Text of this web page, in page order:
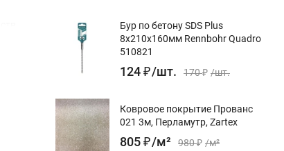
Бур по бетону SDS Plus
8x210х160мм Rennbohr Quadro
510821
124₽/шт. 170₽ /шт.
Ковровое покрытие Прованс
021 3м, Перламутр, Zartex
805₽/м² 980₽ /м²